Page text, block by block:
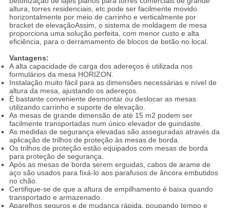
altura, torres residenciais, etc.pode ser facilmente movido
horizontalmente por meio de carrinho e verticalmente por
bracket de elevaçãoAssim, o sistema de moldagem de mesa
proporciona uma solução perfeita, com menor custo e alta
eficiência, para o derramamento de blocos de betão no local.
Vantagens:
A alta capacidade de carga dos adereços é utilizada nos
formulários da mesa HORIZON.
Instalação muito fácil para as dimensões necessárias e nível de
altura da mesa, ajustando os adereços.
É bastante conveniente desmontar ou deslocar as mesas
utilizando carrinho e suporte de elevação.
As mesas de grande dimensão de até 15 m2 podem ser
facilmente transportadas num único elevador de guindaste.
As medidas de segurança elevadas são asseguradas através da
aplicação de trilhos de proteção às mesas de borda.
Os trilhos de proteção estão equipados com mesas de borda
para proteção de segurança.
Após as mesas de borda serem erguidas, cabos de arame de
aço são usados para fixá-lo aos parafusos de âncora embutidos
no chão.
Certifique-se de que a altura de empilhamento é baixa quando
transportado e armazenado.
Aparelhos seguros e de mudança rápida, poupando tempo e